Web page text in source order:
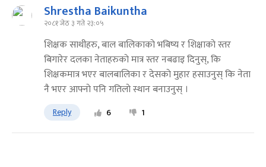
Shrestha Baikuntha
२०८१ जेठ ३ गते २३:०५
शिक्षक साथीहरु, बाल बालिकाकाे भबिष्य र शिक्षाकाे स्तर
बिगारेर दलका नेताहरुकाे मात्र स्तर नबढाइ दिनुस्, कि
शिक्षकमात्र भएर बालबालिका र देसकाे मुहार हसाउनुस् कि नेता
नै भएर आफ्नाे पनि गतिलाे स्थान बनाउनुस् ।
Reply 6 1